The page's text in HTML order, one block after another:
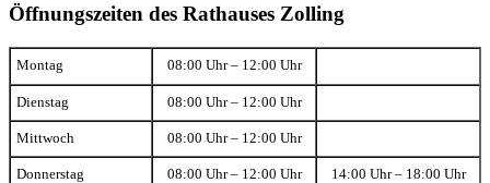
Öffnungszeiten des Rathauses Zolling
Montag 08:00 Uhr – 12:00 Uhr
Dienstag 08:00 Uhr – 12:00 Uhr
Mittwoch 08:00 Uhr – 12:00 Uhr
Donnerstag 08:00 Uhr – 12:00 Uhr 14:00 Uhr – 18:00 Uhr